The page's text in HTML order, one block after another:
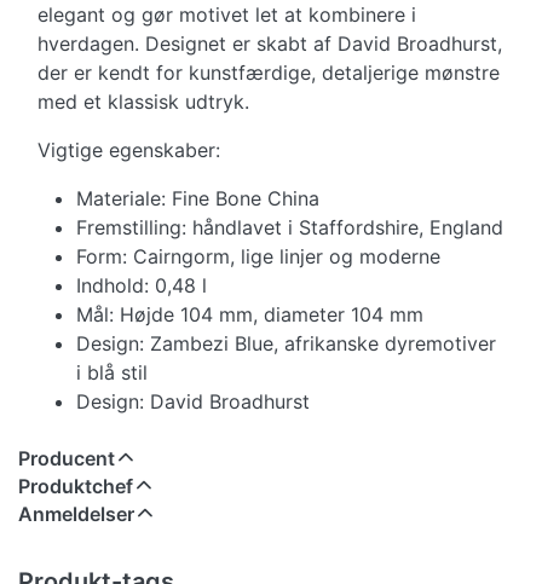
elegant og gør motivet let at kombinere i
hverdagen. Designet er skabt af David Broadhurst,
der er kendt for kunstfærdige, detaljerige mønstre
med et klassisk udtryk.
Vigtige egenskaber:
Materiale: Fine Bone China
Fremstilling: håndlavet i Staffordshire, England
Form: Cairngorm, lige linjer og moderne
Indhold: 0,48 l
Mål: Højde 104 mm, diameter 104 mm
Design: Zambezi Blue, afrikanske dyremotiver
i blå stil
Design: David Broadhurst
Producent
Produktchef
Anmeldelser